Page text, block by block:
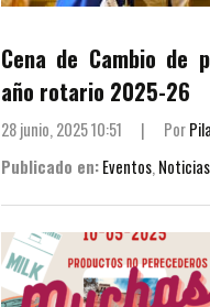
Cena de Cambio de
año rotario 2025-26
28 junio, 2025 10:51 | Por
Publicado en: Eventos,Noticias